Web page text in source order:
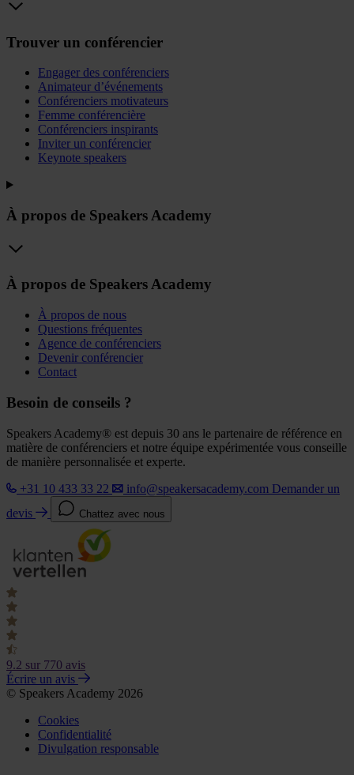
Trouver un conférencier
Engager des conférenciers
Animateur d’événements
Conférenciers motivateurs
Femme conférencière
Conférenciers inspirants
Inviter un conférencier
Keynote speakers
À propos de Speakers Academy
À propos de Speakers Academy
À propos de nous
Questions fréquentes
Agence de conférenciers
Devenir conférencier
Contact
Besoin de conseils ?
Speakers Academy® est depuis 30 ans le partenaire de référence en
matière de conférenciers et notre équipe expérimentée vous conseille
de manière personnalisée et experte.
+31 10 433 33 22
info@speakersacademy.com Demander un
devis
Chattez avec nous
9.2 sur 770 avis
Écrire un avis
© Speakers Academy 2026
Cookies
Confidentialité
Divulgation responsable